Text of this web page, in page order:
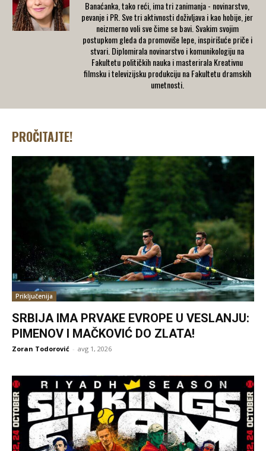
Banaćanka, tako reći, ima tri zanimanja - novinarstvo,
pevanje i PR. Sve tri aktivnosti doživljava i kao hobije, jer
neizmerno voli sve čime se bavi. Svakim svojim
postupkom gleda da promoviše lepe, inspirišuće priče i
stvari. Diplomirala novinarstvo i komunikologiju na
Fakultetu političkih nauka i masterirala Kreativnu
filmsku i televizijsku produkciju na Fakultetu dramskih
umetnosti.
PROČITAJTE!
Priključenija
SRBIJA IMA PRVAKE EVROPE U VESLANJU:
PIMENOV I MAČKOVIĆ DO ZLATA!
Zoran Todorović - avg 1, 2026